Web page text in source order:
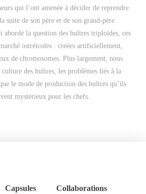
qui l’ont amenée à décider de reprendre
suite de son père et de son grand-père.
abordé la question des huîtres triploïdes, ces
ostréicoles : créées artificiellement,
de chromosomes. Plus largement, nous
culture des huîtres, les problèmes liés à la
le mode de production des huîtres qu’ils
mystérieux pour les chefs.
Capsules Collaborations